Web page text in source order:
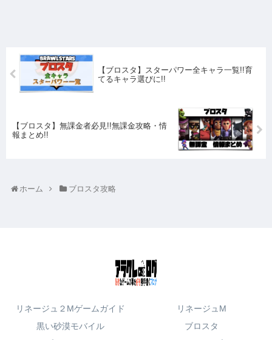
【ブロスタ】スターパワー全キャラ一覧!!育
てるキャラ選びに!!
【ブロスタ】無課金者必見!!無課金攻略・情
報まとめ!!
ホーム ブロスタ攻略
リネージュ２Mゲームガイド
リネージュM
黒い砂漠モバイル
ブロスタ